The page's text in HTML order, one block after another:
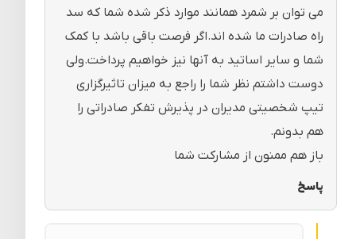
می توان بر شمرد همانند موارد ذکر شده شما که سد
راه صادرات ما شده اند.اگر فرصت باقی باشد با کمک
شما و سایر اساتید به آنها نیز خواهیم پرداخت.ولی
دوست داشتم نظر شما را راجع به میزان تاثیرگزاری
تیپ شخصیتی مدیران در پذیرش تفکر صادراتی را
هم بدونم.
باز هم ممنون از مشارکت شما
پاسخ